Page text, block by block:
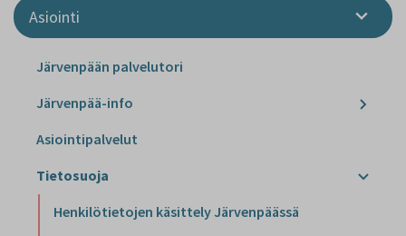
Asiointi
Järvenpään palvelutori
Järvenpää-info
Asiointipalvelut
Tietosuoja
Henkilötietojen käsittely Järvenpäässä